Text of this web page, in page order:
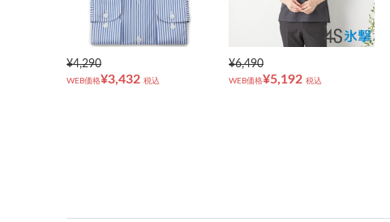
¥4,290
WEB価格¥3,432 税込
¥6,490
WEB価格¥5,192 税込